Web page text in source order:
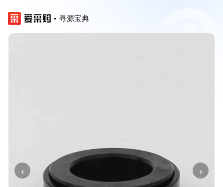
寻源宝典
‹ ›